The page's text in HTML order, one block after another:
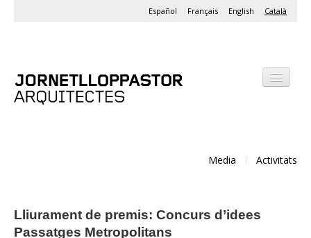
Català
English
Français
Español
Media Activitats
Lliurament de premis: Concurs d’idees
Passatges Metropolitans